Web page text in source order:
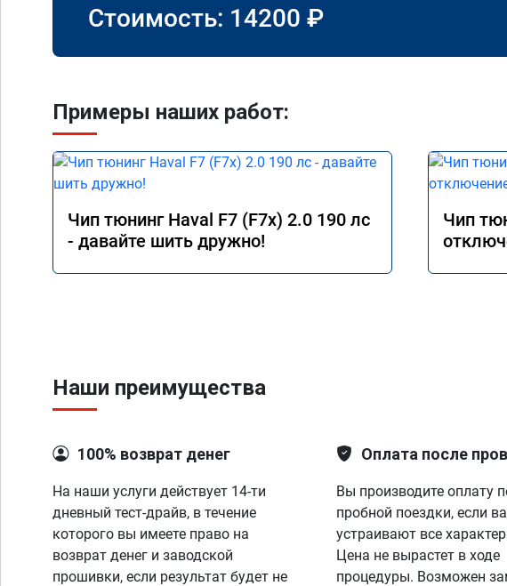
Стоимость: 14200 ₽
Примеры наших работ:
Чип тюнинг Haval F7 (F7x) 2.0 190 лс
- давайте шить дружно!
Чип
Наши преимущества
100% возврат денег
На наши услуги действует 14-ти
дневный тест-драйв, в течение
которого вы имеете право на
возврат денег и заводской
прошивки, если результат будет не
Оплата после
Вы производите оплату
пробной поездки, если
устраивают все
Цена не вырастет в ходе
процедуры. Возможен